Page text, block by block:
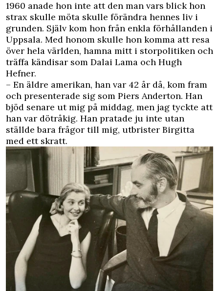
1960 anade hon inte att den man vars blick hon
strax skulle möta skulle förändra hennes liv i
grunden. Själv kom hon från enkla förhållanden i
Uppsala. Med honom skulle hon komma att resa
över hela världen, hamna mitt i storpolitiken och
träffa kändisar som Dalai Lama och Hugh
Hefner.
– En äldre amerikan, han var 42 år då, kom fram
och presenterade sig som Piers Anderton. Han
bjöd senare ut mig på middag, men jag tyckte att
han var dötråkig. Han pratade ju inte utan
ställde bara frågor till mig, utbrister Birgitta
med ett skratt.